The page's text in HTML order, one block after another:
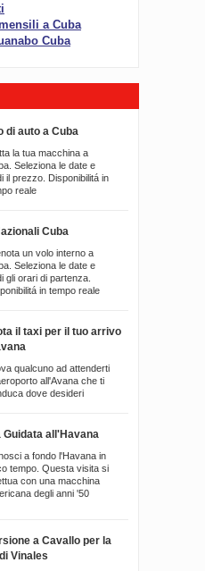
a Cuba
Cuba
di auto a Cuba
la tua macchina a
Seleziona le date e
il prezzo. Disponibilitá in
reale
Cuba
un volo interno a
Seleziona le date e
gli orari di partenza.
in tempo reale
il taxi per il tuo arrivo
qualcuno ad attenderti
all'Avana che ti
dove desideri
Guidata all'Havana
a fondo l'Havana in
tempo. Questa visita si
con una macchina
degli anni '50
a Cavallo per la
Vinales